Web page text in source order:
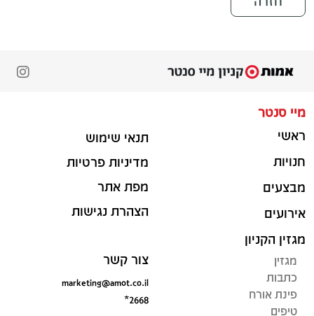
מיי סנטר
ראשי
חנויות
מבצעים
אירועים
מגזין הקניון
מגזין
כתבות
פינת אורח
טיפים
תנאי שימוש
מדיניות פרטיות
מפת אתר
הצהרת נגישות
צור קשר
marketing@amot.co.il
*2668